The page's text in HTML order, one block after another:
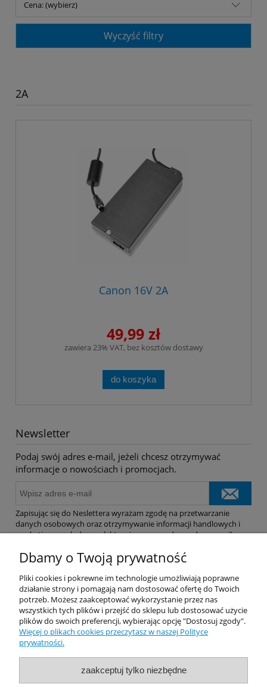
Cena: (wybierz)
Wyczyść filtry
2A
Canon 16V 2A
49,99 zł
zawiera 23% VAT, bez kosztów dostawy
do koszyka
Newsletter
Podaj swój adres e-mail, jeżeli chcesz otrzymywać
informacje o nowościach i promocjach.
Zapisując się do Neslettera wyrażam zgodę na przetwarzanie
danych osobowych oraz otrzymywanie informacji handlowych i
marketingowych drogą elektroniczną na podany adres e-mail.
Pomoc
Dostawa
Moje konto
Dbamy o Twoją prywatność
Pliki cookies i pokrewne im technologie umożliwiają poprawne
działanie strony i pomagają nam dostosować ofertę do Twoich
potrzeb. Możesz zaakceptować wykorzystanie przez nas
wszystkich tych plików i przejść do sklepu lub dostosować użycie
plików do swoich preferencji, wybierając opcję "Dostosuj zgody".
Więcej o plikach cookies przeczytasz w naszej Polityce
prywatności.
zaakceptuj tylko niezbędne